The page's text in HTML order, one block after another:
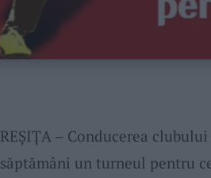
REȘIȚA – Conducerea
săptămâni un turneul pentru